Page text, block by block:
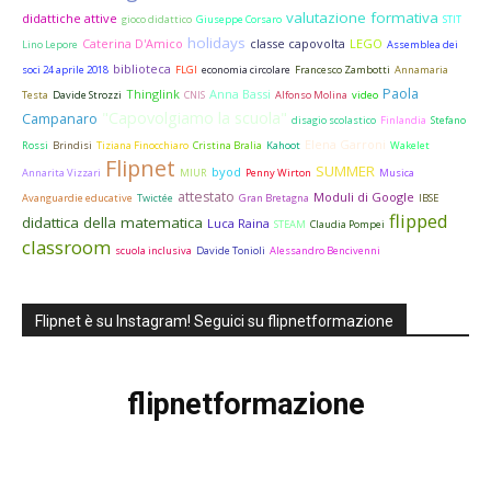
didattiche attive gioco didattico Giuseppe Corsaro valutazione formativa STIT
Lino Lepore Caterina D'Amico holidays classe capovolta LEGO Assemblea dei
soci 24 aprile 2018 biblioteca FLGI economia circolare Francesco Zambotti Annamaria
Testa Davide Strozzi Thinglink CNIS Anna Bassi Alfonso Molina video Paola
Campanaro "Capovolgiamo la scuola" disagio scolastico Finlandia Stefano
Rossi Brindisi Tiziana Finocchiaro Cristina Bralia Kahoot Elena Garroni Wakelet
Annarita Vizzari Flipnet MIUR byod Penny Wirton SUMMER Musica
Avanguardie educative Twictée attestato Gran Bretagna Moduli di Google IBSE
didattica della matematica Luca Raina STEAM Claudia Pompei flipped
classroom scuola inclusiva Davide Tonioli Alessandro Bencivenni
Flipnet è su Instagram! Seguici su flipnetformazione
flipnetformazione